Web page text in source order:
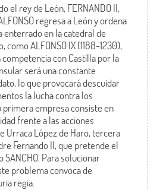
el rey de León, FERNANDO II,
regresa a León y ordena
enterrado en la catedral de
como ALFONSO IX (1188-1230),
con Castilla por la
será una constante
lo que provocará descuidar
la lucha contra los
primera empresa consiste en
frente a las acciones
Urraca López de Haro, tercera
Fernando II, que pretende el
SANCHO. Para solucionar
problema convoca de
regia.